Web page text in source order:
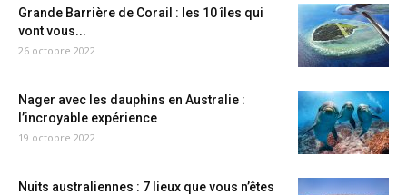
Grande Barrière de Corail : les 10 îles qui
vont vous...
26 octobre 2022
Nager avec les dauphins en Australie :
l’incroyable expérience
19 octobre 2022
Nuits australiennes : 7 lieux que vous n’êtes